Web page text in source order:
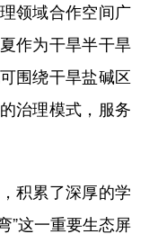
领域合作空间广
作为干旱半干旱
围绕干旱盐碱区
治理模式，服务
积累了深厚的学
”这一重要生态屏